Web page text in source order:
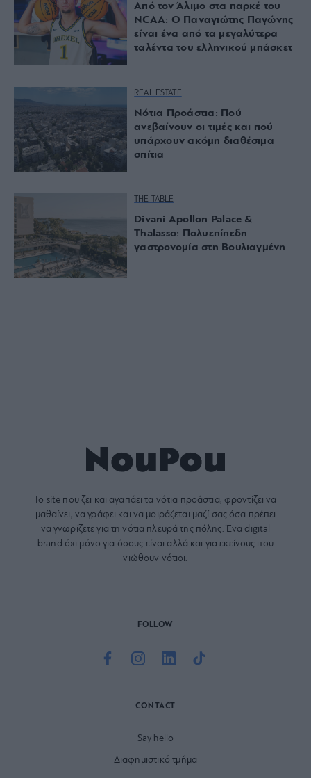
Από τον Άλιμο στα παρκέ του
NCAA: Ο Παναγιώτης Παγώνης
είναι ένα από τα μεγαλύτερα
ταλέντα του ελληνικού μπάσκετ
REAL ESTATE
Νότια Προάστια: Πού
ανεβαίνουν οι τιμές και πού
υπάρχουν ακόμη διαθέσιμα
σπίτια
THE TABLE
Divani Apollon Palace &
Thalasso: Πολυεπίπεδη
γαστρονομία στη Βουλιαγμένη
Το site που ζει και αγαπάει τα νότια προάστια, φροντίζει να
μαθαίνει, να γράφει και να μοιράζεται μαζί σας όσα πρέπει
να γνωρίζετε για τη νότια πλευρά της πόλης. Ένα digital
brand όχι μόνο για όσους είναι αλλά και για εκείνους που
νιώθουν νότιοι.
FOLLOW
CONTACT
Say hello
Διαφημιστικό τμήμα